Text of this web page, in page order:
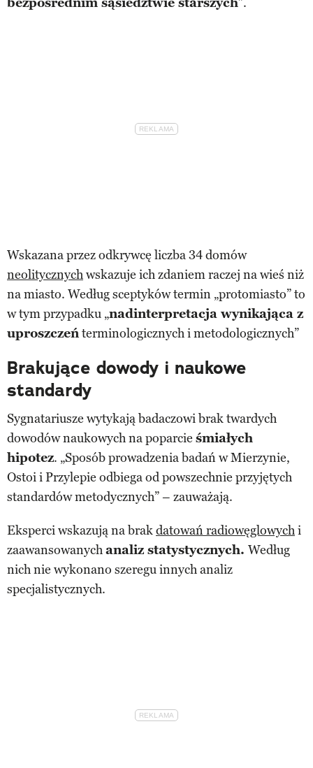
Wskazana przez odkrywcę liczba 34 domów
neolitycznychwskazuje ich zdaniem raczej na wieś niż
na miasto. Według sceptyków termin „protomiasto” to
w tym przypadku „nadinterpretacja wynikająca z
uproszczeńterminologicznych i metodologicznych”
Brakujące dowody i naukowe
standardy
Sygnatariusze wytykają badaczowi brak twardych
dowodów naukowych na poparcie śmiałych
hipotez. „Sposób prowadzenia badań w Mierzynie,
Ostoi i Przylepie odbiega od powszechnie przyjętych
standardów metodycznych” – zauważają.
Eksperci wskazują na brakdatowań radiowęglowychi
zaawansowanychanaliz statystycznych. Według
nich nie wykonano szeregu innych analiz
specjalistycznych.